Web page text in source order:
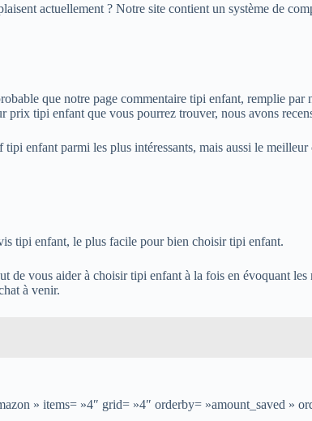
actuellement ? Notre site contient un système de
que notre page commentaire tipi enfant, remplie par
tipi enfant que vous pourrez trouver, nous avons
enfant parmi les plus intéressants, mais aussi le
tipi enfant, le plus facile pour bien choisir tipi enfant.
de vous aider à choisir tipi enfant à la fois en évoquant
à venir.
» items= »4″ grid= »4″ orderby= »amount_saved »